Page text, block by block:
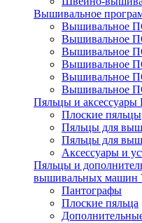
Вышивальное
Вышивальное
Вышивальное
Вышивальное
Вышивальное
Вышивальное
Вышивальное
Пяльцы и аксессуары
Плоские пяльцы
Пяльцы для
Пяльцы для
Аксессуары и
Пяльцы и
вышивальных машин
Пантографы
Плоские пяльца